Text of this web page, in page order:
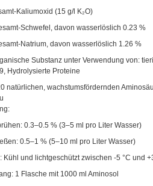
Kaliumoxid (15 g/l K₂O)
Schwefel, davon wasserlöslich 0.23 %
Natrium, davon wasserlöslich 1.26 %
Substanz unter Verwendung von:
Hydrolysierte Proteine
natürlichen, wachstumsfördernden
0.3–0.5 % (3–5 ml pro Liter Wasser)
0.5–1 % (5–10 ml pro Liter Wasser)
Kühl und lichtgeschützt zwischen -5 °C und
1 Flasche mit 1000 ml Aminosol